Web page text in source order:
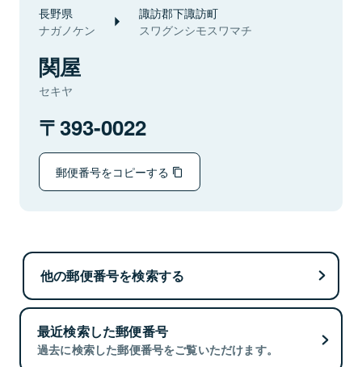
長野県
ナガノケン
諏訪郡下諏訪町
スワグンシモスワマチ
関屋
セキヤ
393-0022
郵便番号をコピーする
他の郵便番号を検索する
最近検索した郵便番号
過去に検索した郵便番号をご覧いただけます。